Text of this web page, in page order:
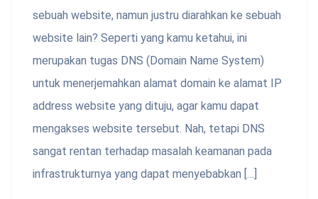
sebuah website, namun justru diarahkan ke sebuah
website lain? Seperti yang kamu ketahui, ini
merupakan tugas DNS (Domain Name System)
untuk menerjemahkan alamat domain ke alamat IP
address website yang dituju, agar kamu dapat
mengakses website tersebut. Nah, tetapi DNS
sangat rentan terhadap masalah keamanan pada
infrastrukturnya yang dapat menyebabkan […]